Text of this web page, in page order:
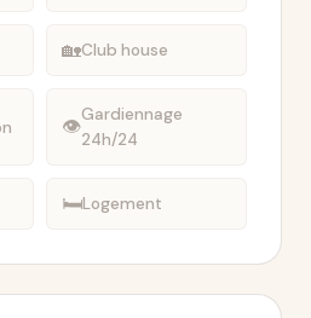
🏡Club house
👁Gardiennage
24h/24
🛏Logement